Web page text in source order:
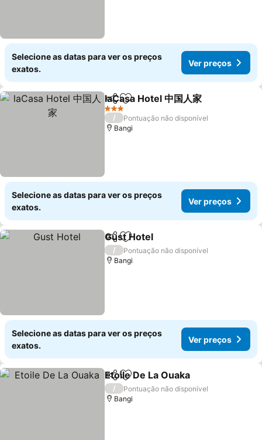
Selecione as datas para ver os preços
exatos.
Ver preços
PartilharAdicionar aos favoritos
laCasa Hotel 中国人家
3 Estrelas
/
Pontuação não disponível
Bangi
Selecione as datas para ver os preços
exatos.
Ver preços
PartilharAdicionar aos favoritos
Gust Hotel
/
Pontuação não disponível
Bangi
Selecione as datas para ver os preços
exatos.
Ver preços
PartilharAdicionar aos favoritos
Etoile De La Ouaka
/
Pontuação não disponível
Bangi